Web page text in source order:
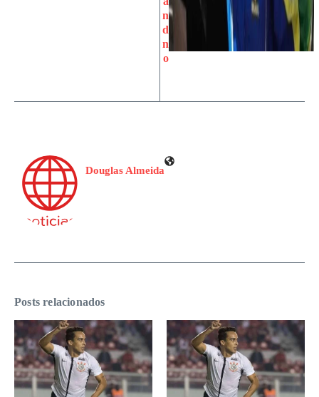
n
d
n
o
Douglas Almeida
Posts relacionados